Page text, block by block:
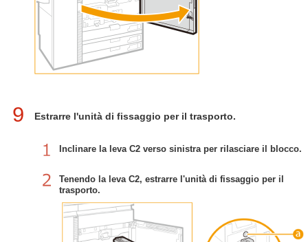
9 Estrarre l'unità di fissaggio per il trasporto.
Inclinare la leva C2 verso sinistra per rilasciare il blocco.
Tenendo la leva C2, estrarre l'unità di fissaggio per il
trasporto.